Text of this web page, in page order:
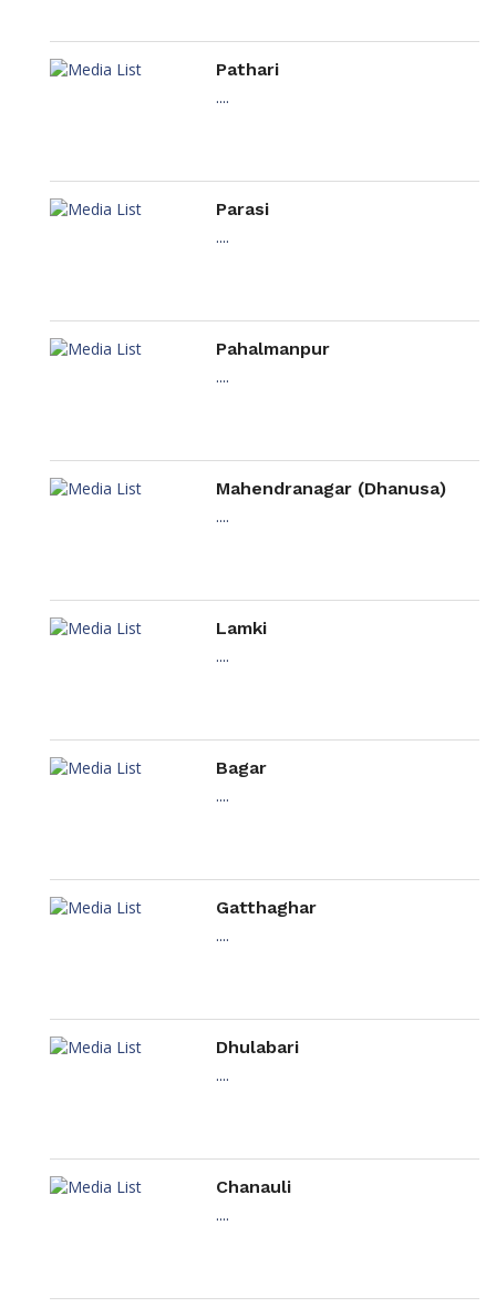
Pathari
....
Parasi
....
Pahalmanpur
....
Mahendranagar (Dhanusa)
....
Lamki
....
Bagar
....
Gatthaghar
....
Dhulabari
....
Chanauli
....